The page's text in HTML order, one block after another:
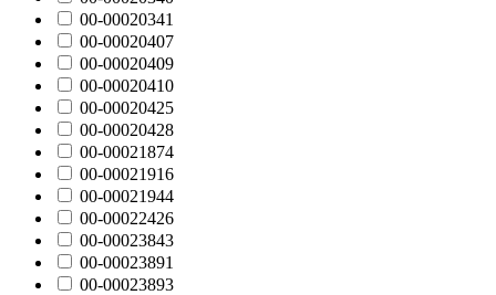
00-00020341
00-00020407
00-00020409
00-00020410
00-00020425
00-00020428
00-00021874
00-00021916
00-00021944
00-00022426
00-00023843
00-00023891
00-00023893